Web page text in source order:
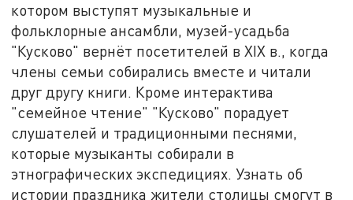
котором выступят музыкальные и
фольклорные ансамбли, музей-усадьба
"Кусково" вернёт посетителей в XIX в., когда
члены семьи собирались вместе и читали
друг другу книги. Кроме интерактива
"семейное чтение" "Кусково" порадует
слушателей и традиционными песнями,
которые музыканты собирали в
этнографических экспедициях. Узнать об
истории праздника жители столицы смогут в